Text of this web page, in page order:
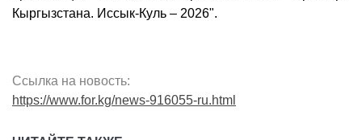
Кыргызстана. Иссык-Куль – 2026".
Ссылка на новость:
https://www.for.kg/news-916055-ru.html